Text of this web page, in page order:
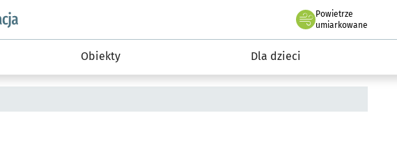
Sport i rekreacja
Powietrze
we Wrocławiu
umiarkowane
Obiekty Dla dzieci